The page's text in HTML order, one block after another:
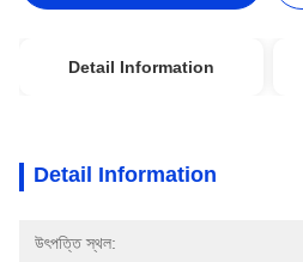
Detail Information
Detail Information
উৎপত্তি স্থল: